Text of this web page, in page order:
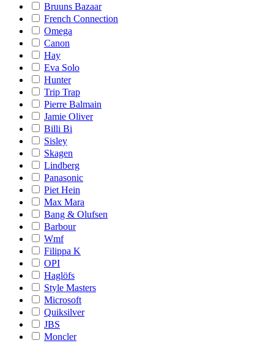
Bruuns Bazaar
French Connection
Omega
Canon
Hay
Eva Solo
Hunter
Trip Trap
Pierre Balmain
Jamie Oliver
Billi Bi
Sisley
Skagen
Lindberg
Panasonic
Piet Hein
Max Mara
Bang & Olufsen
Barbour
Wmf
Filippa K
OPI
Haglöfs
Style Masters
Microsoft
Quiksilver
JBS
Moncler